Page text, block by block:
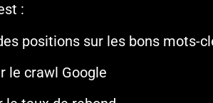
:
positions sur les bons mots-
le crawl Google